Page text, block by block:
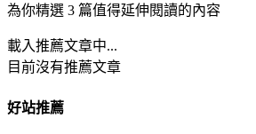
為你精選 3 篇值得延伸閱讀的內容
載入推薦文章中...
目前沒有推薦文章
好站推薦